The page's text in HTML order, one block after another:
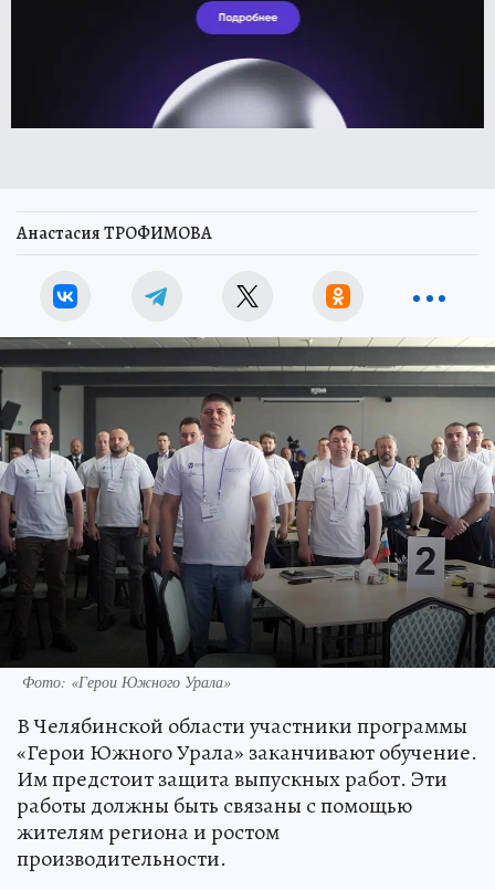
Анастасия ТРОФИМОВА
Фото: «Герои Южного Урала»
В Челябинской области участники программы
«Герои Южного Урала» заканчивают обучение.
Им предстоит защита выпускных работ. Эти
работы должны быть связаны с помощью
жителям региона и ростом
производительности.